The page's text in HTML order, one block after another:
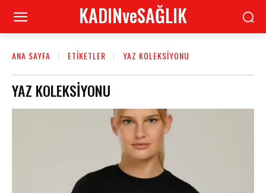
KADINveSAĞLIK
ANA SAYFA ETIKETLER YAZ KOLEKSIYONU
YAZ KOLEKSIYONU